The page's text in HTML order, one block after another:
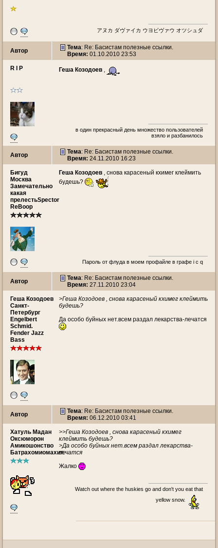
アヌカ ダヴァイカ ウヨビヴァウ オツシュダ
Автор Тема: Re: Басистам полезные ссылки.
Время: 01.10.2010 23:53
R I P Геша Козодоев ,
в один прекрасный день множество пользователей
взяло и разбанилось
Автор Тема: Re: Басистам полезные ссылки.
Время: 24.11.2010 16:23
Бигуд
Москва
Замечательно
какая
прелестьSpector
ReBoop
Геша Козодоев , снова карасеный кхимег клеймить
будешь?
Пароль от флуда в моем профайле в графе i c q
Автор Тема: Re: Басистам полезные ссылки.
Время: 27.11.2010 23:04
Геша Козодоев
Санкт-
Петербург
Engelbert
Schmid.
Fender Jazz
Bass
>Геша Козодоев , снова карасеный кхимег клеймить
будешь?
Да особо буйных нет.всем раздал лекарства-лечатся
Автор Тема: Re: Басистам полезные ссылки.
Время: 06.12.2010 03:41
Хатуль Мадан
Оксюморон
Амикошонство
Батрахомиомахия
>>Геша Козодоев , снова карасеный кхимег
клеймить будешь?
>Да особо буйных нет.всем раздал лекарства-
лечатся
Жалко
Watch out where the huskies go and don't you eat that
yellow snow.